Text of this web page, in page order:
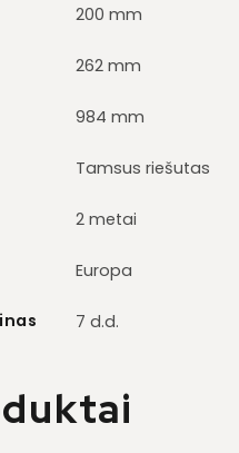
200 mm
262 mm
984 mm
Tamsus riešutas
2 metai
Europa
7 d.d.